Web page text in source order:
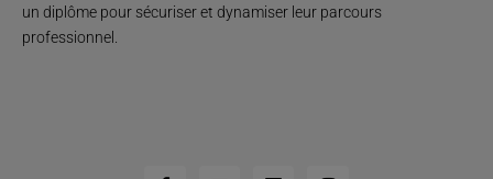
un diplôme pour sécuriser et dynamiser leur parcours
professionnel.